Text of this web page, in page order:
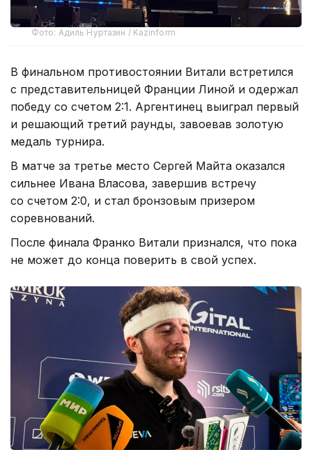
Фото: Адиль Нуртазин / Kazinform
В финальном противостоянии Витали встретился
с представительницей Франции Линой и одержал
победу со счетом 2:1. Аргентинец выиграл первый
и решающий третий раунды, завоевав золотую
медаль турнира.
В матче за третье место Сергей Майта оказался
сильнее Ивана Власова, завершив встречу
со счетом 2:0, и стал бронзовым призером
соревнований.
После финала Франко Витали признался, что пока
не может до конца поверить в свой успех.